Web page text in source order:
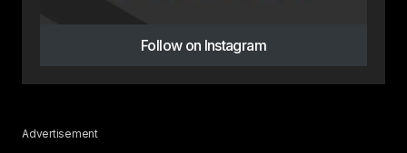
Follow on Instagram
Advertisement